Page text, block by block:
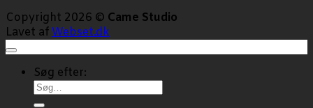
Copyright 2026 © Came Studio
Lavet af Webset.dk
Søg efter: